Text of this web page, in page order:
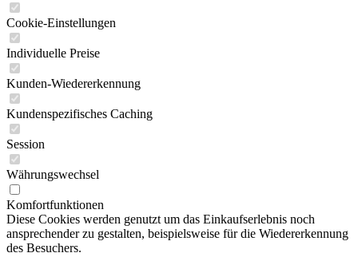
Cookie-Einstellungen
Individuelle Preise
Kunden-Wiedererkennung
Kundenspezifisches Caching
Session
Währungswechsel
Komfortfunktionen
Diese Cookies werden genutzt um das Einkaufserlebnis noch
ansprechender zu gestalten, beispielsweise für die Wiedererkennung
des Besuchers.